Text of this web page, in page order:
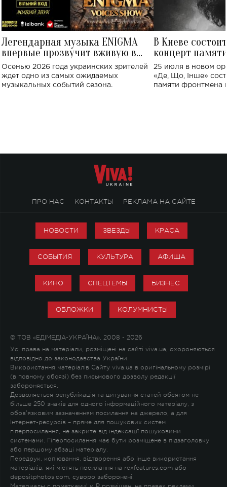
Легендарная музыка ENIGMA
впервые прозвучит вживую в
Украине: где состоится концерт
Осенью 2026 года украинских зрителей
ждет одно из самых ожидаемых
музыкальных событий сезона.
В Киеве
концерт
Клименко:
исполнят песни
25 июля в новом
«Де, Що, Інше»
памяти фронтмена
ПРО НАС КОНТАКТЫ РЕКЛАМА НА САЙТЕ
НОВОСТИ ЗВЕЗДЫ КРАСА
СОБЫТИЯ КУЛЬТУРА АФИША
КИНО СПЕЦТЕМЫ БИЗНЕС
ОБЛОЖКИ КОЛУМНИСТЫ
© ТОВ «ЕДІМЕДІА-УКРАЇНА», 2008 - 2026
Усі права на матеріали, розміщені на сайті viva.ua, охороняються
відповідно до законодавства України.
Використання матеріалів Сайту viva.ua в оригінальному розмірі
(в повному обсязі) без письмового дозволу редакції
забороняється.
Дозволяється републікація та цитування статей обсягом не
більше 250 знаків для одного інформаційного матеріалу, з
обов'язковим зазначенням посилання на джерело, а для
Інтернет-ресурсів – пряме для пошукових систем
гіперпосилання, не закрите від індексації пошуковими
системами. Гіперпосилання має бути розміщене в підзаголовку
або першому абзаці матеріалу.
Передрук, копіювання, відтворення або інше використання
матеріалів, які містять посилання на rexfeatures.com або
depositphotos.com, суворо заборонені.